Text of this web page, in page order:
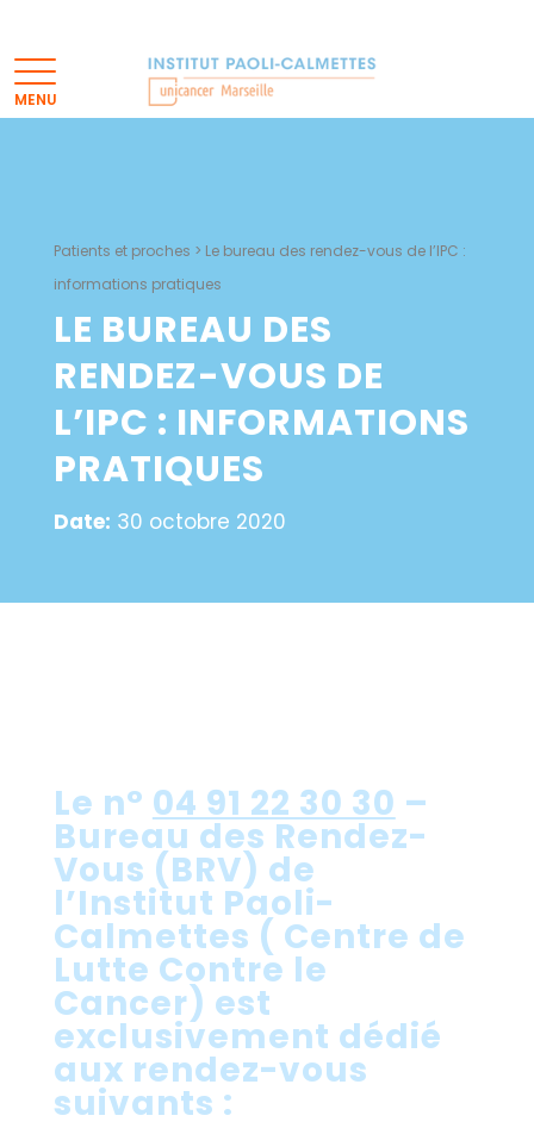
Patients et proches > Le bureau des rendez-vous de l’IPC :
informations pratiques
LE BUREAU DES
RENDEZ-VOUS DE
L’IPC : INFORMATIONS
PRATIQUES
Date: 30 octobre 2020
Le n° 04 91 22 30 30 –
Bureau des Rendez-
Vous (BRV) de
l’Institut Paoli-
Calmettes ( Centre de
Lutte Contre le
Cancer) est
exclusivement dédié
aux rendez-vous
suivants :